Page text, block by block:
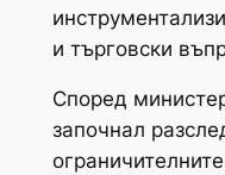
и търговски
Според
започнал